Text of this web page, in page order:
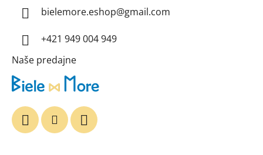
bielemore.eshop@gmail.com
+421 949 004 949
Naše predajne